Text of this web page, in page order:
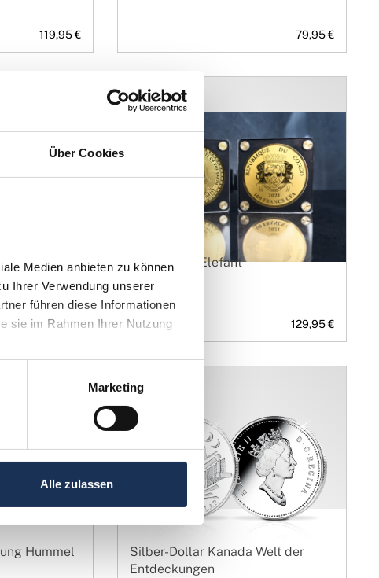
Über Cookies
Medien anbieten zu können
Ihrer Verwendung unserer
führen diese Informationen
sie im Rahmen Ihrer Nutzung
Marketing
Alle zulassen
119,95 € 79,95 €
Biber
119,95 €
Kollektion
Goldmünze Elefant
129,95 €
Hummel
Silber-Dollar Kanada Welt der
Entdeckungen